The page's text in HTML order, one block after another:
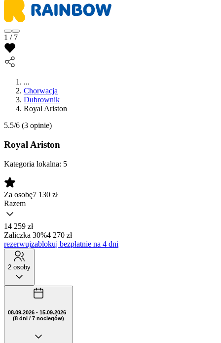
1 / 7
...
Chorwacja
Dubrownik
Royal Ariston
5.5/6 (3 opinie)
Royal Ariston
Kategoria lokalna: 5
Za osobę7 130 zł
Razem
14 259 zł
Zaliczka 30%4 270 zł
rezerwujzablokuj bezpłatnie na 4 dni
2 osoby
08.09.2026 - 15.09.2026
(8 dni / 7 noclegów)